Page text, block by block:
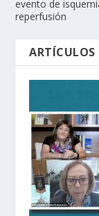
evento de
reperfusión
ARTÍCULOS